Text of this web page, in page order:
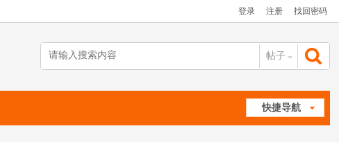
登录 注册 找回密码
帖子
快捷导航